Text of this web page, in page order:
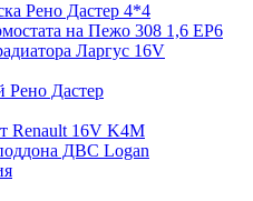
Рено Дастер 4*4
на Пежо 308 1,6 EP6
Ларгус 16V
Рено Дастер
Renault 16V K4M
ДВС Logan